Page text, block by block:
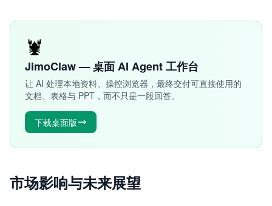
🦞
JimoClaw — 桌面 AI Agent 工作台
让 AI 处理本地资料、操控浏览器，最终交付可直接使用的
文档、表格与 PPT，而不只是一段回答。
下载桌面版
市场影响与未来展望